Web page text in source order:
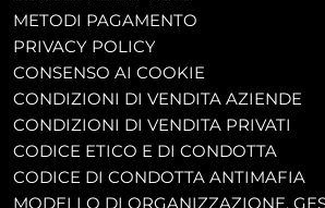
METODI PAGAMENTO
PRIVACY POLICY
CONSENSO AI COOKIE
CONDIZIONI DI VENDITA AZIENDE
CONDIZIONI DI VENDITA PRIVATI
CODICE ETICO E DI CONDOTTA
CODICE DI CONDOTTA ANTIMAFIA
MODELLO DI ORGANIZZAZIONE,